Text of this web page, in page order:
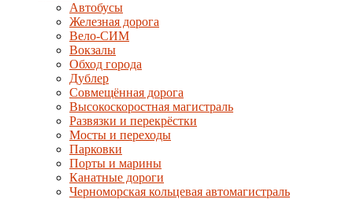
Автобусы
Железная дорога
Вело-СИМ
Вокзалы
Обход города
Дублер
Совмещённая дорога
Высокоскоростная магистраль
Развязки и перекрёстки
Мосты и переходы
Парковки
Порты и марины
Канатные дороги
Черноморская кольцевая автомагистраль